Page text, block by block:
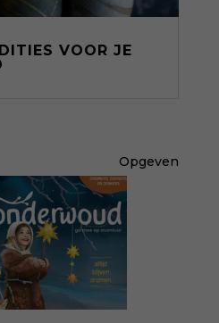
VOOR JE
Opgeven